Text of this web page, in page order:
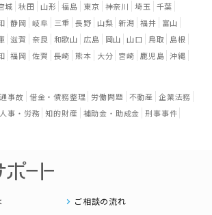
城 秋田 山形 福島 東京 神奈川 埼玉 千葉
静岡 岐阜 三重 長野 山梨 新潟 福井
富山
滋賀 奈良 和歌山 広島 岡山 山口 鳥取
島根
福岡 佐賀 長崎 熊本 大分 宮崎 鹿児島 沖縄
事故 借金・債務整理 労働問題 不動産 企業法務
人事・労務 知的財産 補助金・助成金 刑事事件
ご相談の流れ